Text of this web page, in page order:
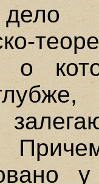
о